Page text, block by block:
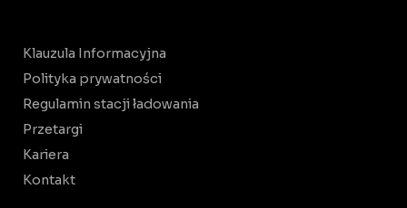
Klauzula Informacyjna
Polityka prywatności
Regulamin stacji ładowania
Przetargi
Kariera
Kontakt